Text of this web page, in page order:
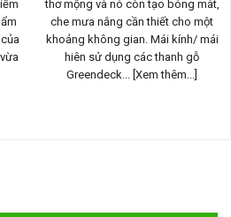
thơ mộng và nó còn tạo bóng mát,
che mưa nắng cần thiết cho một
khoảng không gian. Mái kính/ mái
hiên sử dụng các thanh gỗ
Greendeck...
[Xem thêm...]